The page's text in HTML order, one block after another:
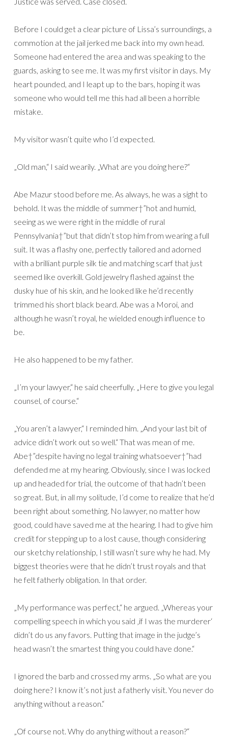
Before I could get a clear picture of Lissa’s surroundings, a
commotion at the jail jerked me back into my own head.
Someone had entered the area and was speaking to the
guards, asking to see me. It was my first visitor in days. My
heart pounded, and I leapt up to the bars, hoping it was
someone who would tell me this had all been a horrible
mistake.
My visitor wasn’t quite who I’d expected.
„Old man,“ I said wearily. „What are you doing here?“
Abe Mazur stood before me. As always, he was a sight to
behold. It was the middle of summer†”hot and humid,
seeing as we were right in the middle of rural
Pennsylvania†”but that didn’t stop him from wearing a full
suit. It was a flashy one, perfectly tailored and adorned
with a brilliant purple silk tie and matching scarf that just
seemed like overkill. Gold jewelry flashed against the
dusky hue of his skin, and he looked like he’d recently
trimmed his short black beard. Abe was a Moroi, and
although he wasn’t royal, he wielded enough influence to
be.
He also happened to be my father.
„I’m your lawyer,“ he said cheerfully. „Here to give you legal
counsel, of course.“
„You aren’t a lawyer,“ I reminded him. „And your last bit of
advice didn’t work out so well.“ That was mean of me.
Abe†”despite having no legal training whatsoever†”had
defended me at my hearing. Obviously, since I was locked
up and headed for trial, the outcome of that hadn’t been
so great. But, in all my solitude, I’d come to realize that he’d
been right about something. No lawyer, no matter how
good, could have saved me at the hearing. I had to give him
credit for stepping up to a lost cause, though considering
our sketchy relationship, I still wasn’t sure why he had. My
biggest theories were that he didn’t trust royals and that
he felt fatherly obligation. In that order.
„My performance was perfect,“ he argued. „Whereas your
compelling speech in which you said ‚if I was the murderer‘
didn’t do us any favors. Putting that image in the judge’s
head wasn’t the smartest thing you could have done.“
I ignored the barb and crossed my arms. „So what are you
doing here? I know it’s not just a fatherly visit. You never do
anything without a reason.“
„Of course not. Why do anything without a reason?“